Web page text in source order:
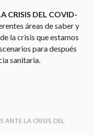
CRISIS DEL COVID-
áreas de saber y
la crisis que estamos
para después
sanitaria.
LA CRISIS DEL